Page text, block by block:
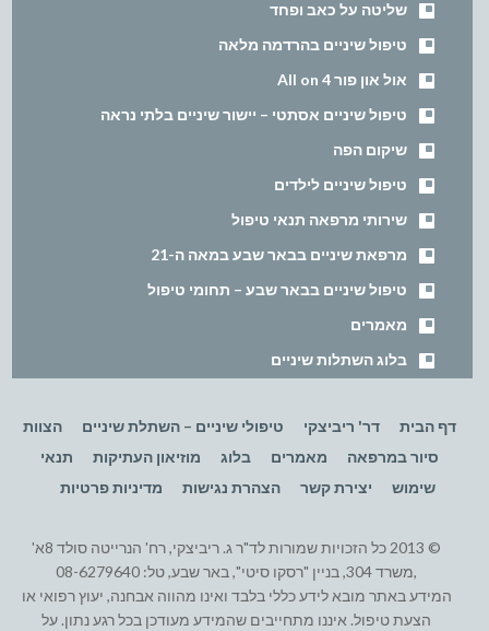
שליטה על כאב ופחד
טיפול שיניים בהרדמה מלאה
אול און פור All on 4
טיפול שיניים אסתטי – יישור שיניים בלתי נראה
שיקום הפה
טיפול שיניים לילדים
שירותי מרפאה תנאי טיפול
מרפאת שיניים בבאר שבע במאה ה-21
טיפול שיניים בבאר שבע – תחומי טיפול
מאמרים
בלוג השתלות שיניים
דף הבית דר' ריביצקי טיפולי שיניים – השתלת שיניים
הצוות
סיור במרפאה
מאמרים בלוג מוזיאון העתיקות
תנאי
שימוש
יצירת קשר הצהרת נגישות מדיניות פרטיות
© 2013 כל הזכויות שמורות לד"ר ג. ריביצקי, רח' הנרייטה סולד 8א'
,משרד 304, בניין "רסקו סיטי", באר שבע, טל: 08-6279640
המידע באתר מובא לידע כללי בלבד ואינו מהווה אבחנה, יעוץ רפואי או
הצעת טיפול. איננו מתחייבים שהמידע מעודכן בכל רגע נתון. על